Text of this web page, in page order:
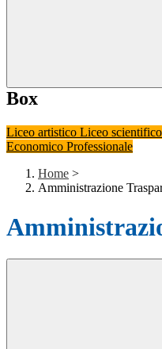
Box
Liceo artistico Liceo scientifico
Economico Professionale
Home >
Amministrazione